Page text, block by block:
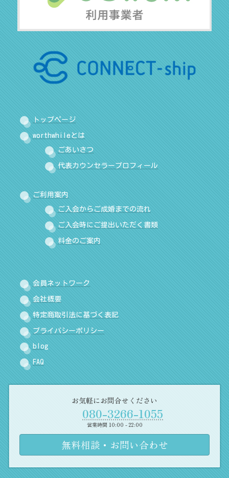
トップページ
worthwhileとは
ごあいさつ
代表カウンセラープロフィール
ご利用案内
ご入会からご成婚までの流れ
ご入会時にご提出いただく書類
料金のご案内
会員ネットワーク
会社概要
特定商取引法に基づく表記
プライバシーポリシー
blog
FAQ
お気軽にお問合せください
080-3266-1055
営業時間 10:00 - 22:00
無料相談・お問い合わせ